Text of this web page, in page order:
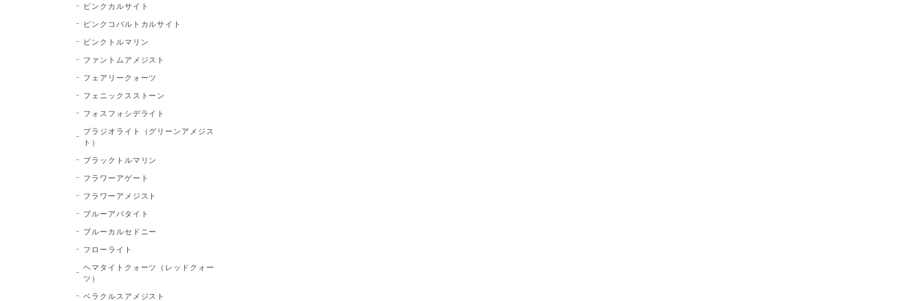
ピンクカルサイト
ピンクコバルトカルサイト
ピンクトルマリン
ファントムアメジスト
フェアリークォーツ
フェニックスストーン
フォスフォシデライト
プラジオライト（グリーンアメジス
ト）
ブラックトルマリン
フラワーアゲート
フラワーアメジスト
ブルーアパタイト
ブルーカルセドニー
フローライト
ヘマタイトクォーツ（レッドクォー
ツ）
ベラクルスアメジスト